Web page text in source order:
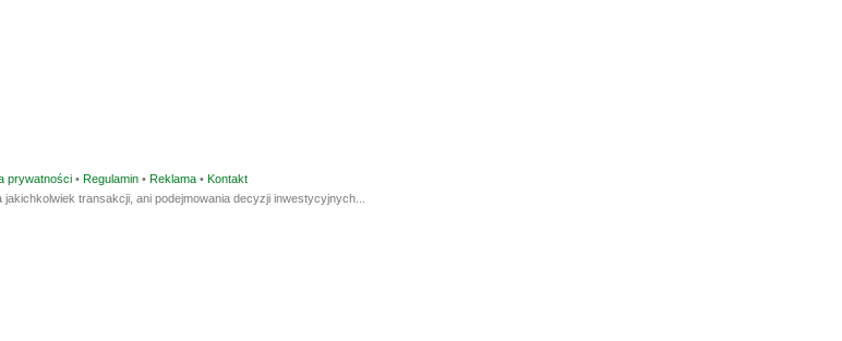
prywatności • Regulamin • Reklama • Kontakt
transakcji, ani podejmowania decyzji inwestycyjnych...